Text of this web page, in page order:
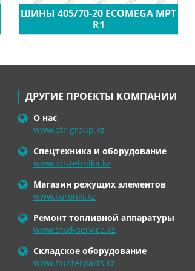
ШИНЫ 405/70-20 ECOMEGA MPT
R1
ДРУГИЕ ПРОЕКТЫ КОМПАНИИ
О нас
www.otr-group.kz
Спецтехника и оборудование
www.otr-tehnika.kz
Магазин режущих элементов
www.koronki.kz
Ремонт топливной аппаратуры
www.tnvd-service.kz
Складское оборудование
www.hunterparts.kz